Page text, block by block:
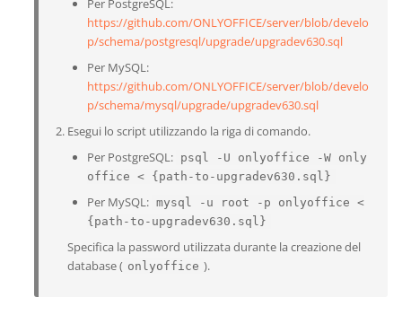
Per PostgreSQL:
https://github.com/ONLYOFFICE/server/blob/develo
p/schema/postgresql/upgrade/upgradev630.sql
Per MySQL:
https://github.com/ONLYOFFICE/server/blob/develo
p/schema/mysql/upgrade/upgradev630.sql
Esegui lo script utilizzando la riga di comando.
Per PostgreSQL: psql -U onlyoffice -W only
office < {path-to-upgradev630.sql}
Per MySQL: mysql -u root -p onlyoffice <
{path-to-upgradev630.sql}
Specifica la password utilizzata durante la creazione del
database ( onlyoffice ).